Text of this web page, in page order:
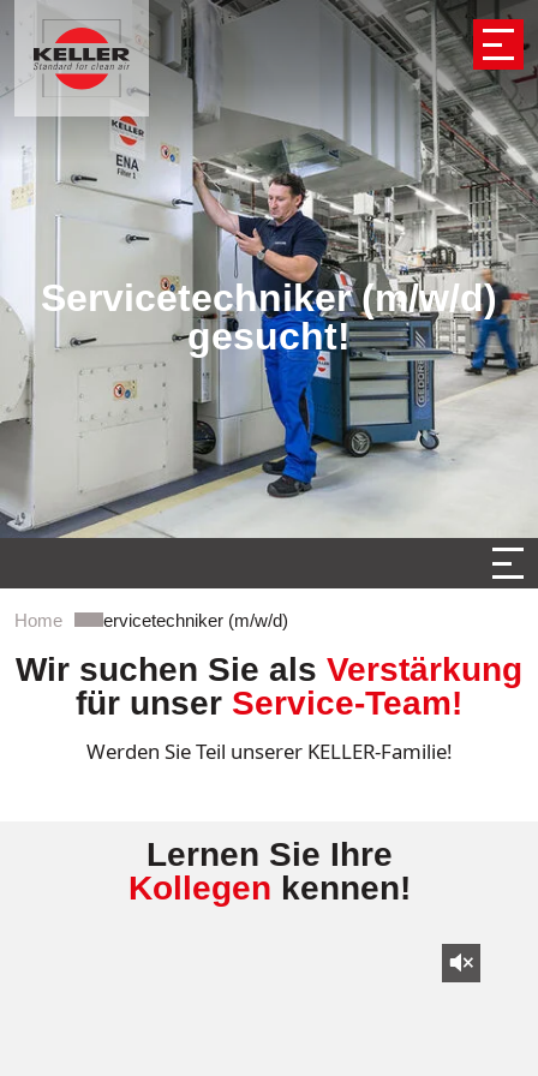
Servicetechniker (m/w/d)
gesucht!
Home Servicetechniker (m/w/d)
Wir suchen Sie als Verstärkung
für unser Service-Team!
Werden Sie Teil unserer KELLER-Familie!
Lernen Sie Ihre
Kollegen kennen!